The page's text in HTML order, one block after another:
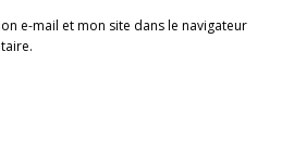
e-mail et mon site dans le navigateur